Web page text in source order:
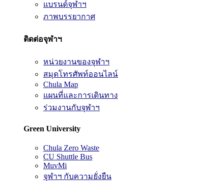
แบรนด์จุฬาฯ
ภาพบรรยากาศ
ติดต่อจุฬาฯ
หน่วยงานของจุฬาฯ
สมุดโทรศัพท์ออนไลน์
Chula Map
แผนที่และการเดินทาง
ร่วมงานกับจุฬาฯ
Green University
Chula Zero Waste
CU Shuttle Bus
MuvMi
จุฬาฯ กับความยั่งยืน